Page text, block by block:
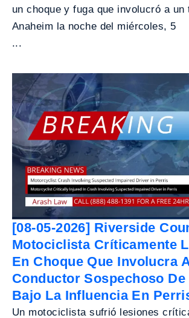
un choque y fuga que involucró a un
Anaheim la noche del miércoles, 5
...
[08-05-2026] Riverside
Motociclista Críticamente
En Choque Que Involucra
Conductor Sospechoso De
Bajo La Influencia En
Un motociclista sufrió lesiones